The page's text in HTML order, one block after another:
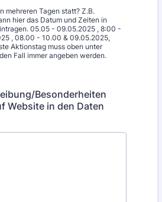
mehreren Tagen statt? Z.B.
hier das Datum und Zeiten in
05.05 - 09.05.2025 , 8:00 -
, 08.00 - 10.00 & 09.05.2025,
Aktionstag muss oben unter
Fall immer angeben werden.
Besonderheiten
Website in den Daten